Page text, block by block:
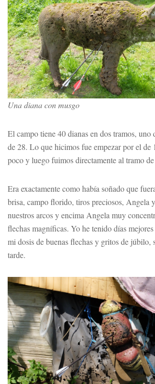
Una diana con musgo
El campo tiene 40 dianas en dos tramos, uno
de 28. Lo que hicimos fue empezar por el de
poco y luego fuimos directamente al tramo
Era exactamente como había soñado que
brisa, campo florido, tiros preciosos, Angela
nuestros arcos y encima Angela muy
flechas magníficas. Yo he tenido días
mi dosis de buenas flechas y gritos de júbilo,
tarde.